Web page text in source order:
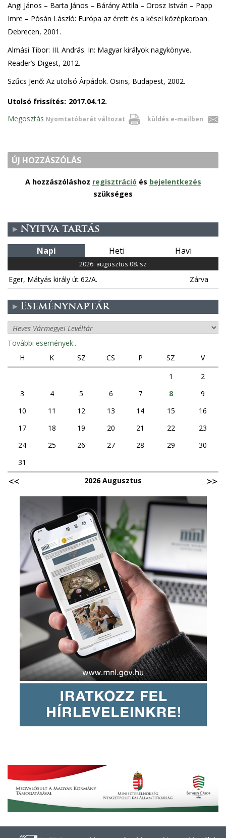
Angi János – Barta János – Bárány Attila – Orosz István – Papp
Imre – Pósán László: Európa az érett és a kései középkorban.
Debrecen, 2001.
Almási Tibor: III. András. In: Magyar királyok nagykönyve.
Reader’s Digest, 2012.
Szűcs Jenő: Az utolsó Árpádok. Osiris, Budapest, 2002.
Utolsó frissítés: 2017.04.12.
Nyomtatóbarát változat küldés e-mailben
Megosztás
ÚJ HOZZÁSZÓLÁS
A hozzászóláshoz regisztráció és bejelentkezés
szükséges
Nyitva tartás
Napi Heti Havi
2026. augusztus 08. sz
Eger, Mátyás király út 62/A. Zárva
Eseménynaptár
További események..
H
K SZ CS P SZ
V
1
2
3
4 5 6 7 8
9
10
11 12 13 14 15
16
17
18 19 20 21 22
23
24
25 26 27 28 29
30
31
2026 Augusztus